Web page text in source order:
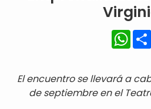
El encuentro se llevará a
de septiembre en el